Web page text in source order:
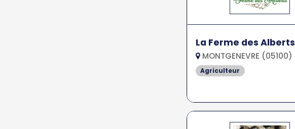
La Ferme des Alberts
MONTGENEVRE (05100)
Agriculteur